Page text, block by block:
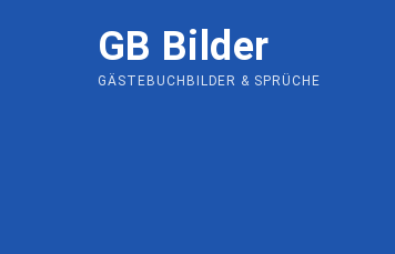
GB Bilder
GÄSTEBUCHBILDER & SPRÜCHE